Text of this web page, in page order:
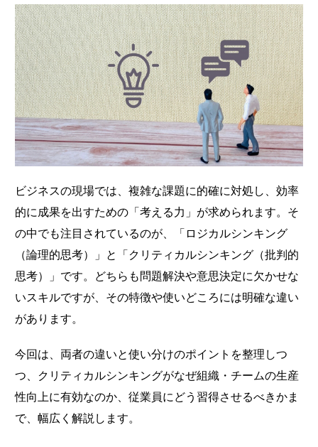
ビジネスの現場では、複雑な課題に的確に対処し、効率
的に成果を出すための「考える力」が求められます。そ
の中でも注目されているのが、「ロジカルシンキング
（論理的思考）」と「クリティカルシンキング（批判的
思考）」です。どちらも問題解決や意思決定に欠かせな
いスキルですが、その特徴や使いどころには明確な違い
があります。
今回は、両者の違いと使い分けのポイントを整理しつ
つ、クリティカルシンキングがなぜ組織・チームの生産
性向上に有効なのか、従業員にどう習得させるべきかま
で、幅広く解説します。